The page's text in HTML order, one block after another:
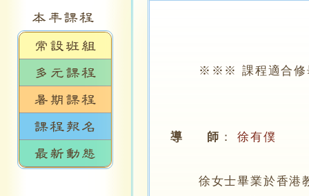
※※※ 課程適合修畢
導 師 ： 徐有僕
徐女士畢業於香港教